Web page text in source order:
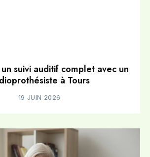
suivi auditif complet avec un
à Tours
19 JUIN 2026